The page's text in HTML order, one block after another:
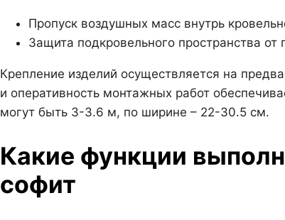
Пропуск воздушных масс внутрь
Защита подкровельного пространства
Крепление изделий осуществляется на
и оперативность монтажных работ
могут быть 3-3.6 м, по ширине – 22-30.5 см.
Какие функции
софит